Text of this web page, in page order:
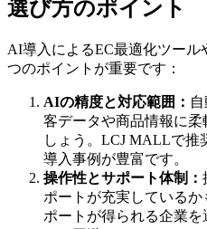
選び方のポイント
AI導入によるEC最適化ツー
つのポイントが重要です：
AIの精度と対応範囲：
客データや商品情報に柔
しょう。LCJ MALLで推
導入事例が豊富です。
操作性とサポート体制：
ポートが充実している
ポートが得られる企業